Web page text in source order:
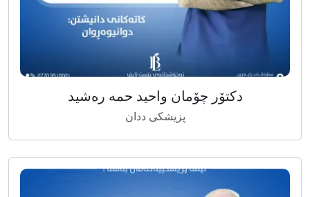
دکتۆر چۆمان واحید حمە رەشید
پزیشکی ددان